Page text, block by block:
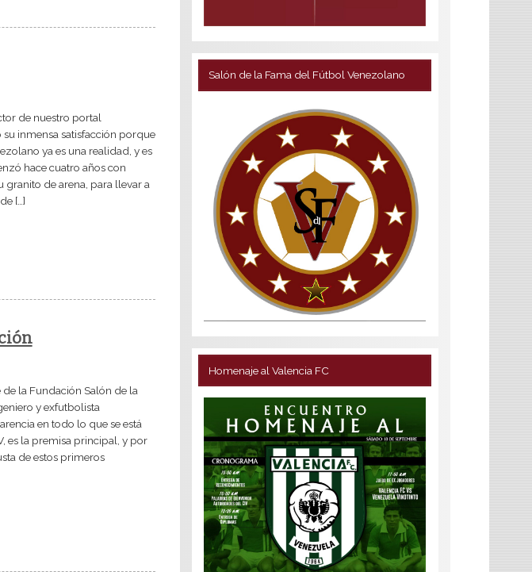
de nuestro portal
inmensa satisfacción porque
ya es una realidad, y es
hace cuatro años con
granito de arena, para llevar a
[…]
la Fundación Salón de la
y exfutbolista
en todo lo que se está
es la premisa principal, y por
de estos primeros
Salón de la Fama del Fútbol Venezolano
Homenaje al Valencia FC